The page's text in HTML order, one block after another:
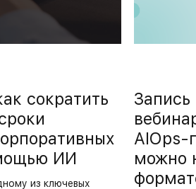
сократить
ИИ
из ключевых
Запись
AIOps-
можно